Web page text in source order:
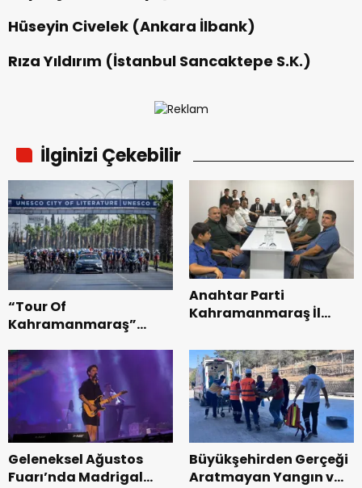
Hüseyin Civelek (Ankara İlbank)
Rıza Yıldırım (İstanbul Sancaktepe S.K.)
İlginizi Çekebilir
“Tour Of
Kahramanmaraş”
Bisikleti Turnuvası
Tamamlandı.
Anahtar Parti
Kahramanmaraş İl
Teşkilatı ile buluştu.
Geleneksel Ağustos
Fuarı’nda Madrigal
Büyükşehirden Gerçeği
Aratmayan Yangın ve